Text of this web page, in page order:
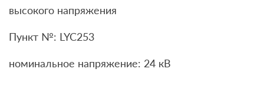
высокого напряжения
Пункт №: LYC253
номинальное напряжение: 24 кВ